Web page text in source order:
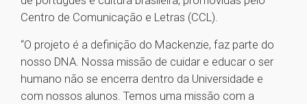
Centro de Comunicação e Letras (CCL).
“O projeto é a definição do Mackenzie, faz parte do
nosso DNA. Nossa missão de cuidar e educar o ser
humano não se encerra dentro da Universidade e
com nossos alunos. Temos uma missão com a